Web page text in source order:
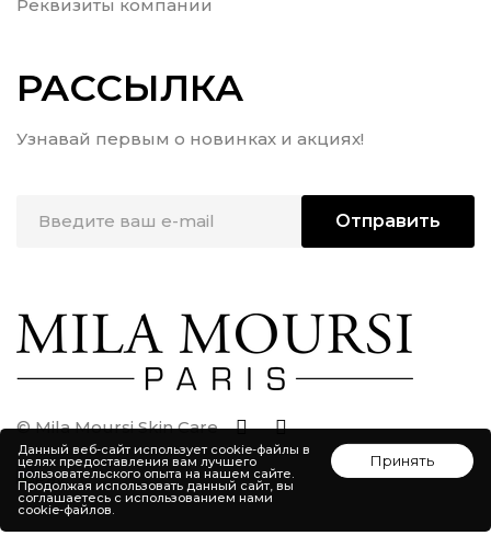
Реквизиты компании
РАССЫЛКА
Узнавай первым о новинках и акциях!
Отправить
© Mila Moursi Skin Care
Данный веб-сайт использует cookie-файлы в
целях предоставления вам лучшего
пользовательского опыта на нашем сайте.
Продолжая использовать данный сайт, вы
соглашаетесь с использованием нами
cookie-файлов.
Принять